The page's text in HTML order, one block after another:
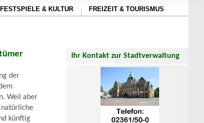
& KULTUR FREIZEIT & TOURISMUS
der
Weil aber
natürliche
künftig
Ihr Kontakt zur Stadtverwaltung